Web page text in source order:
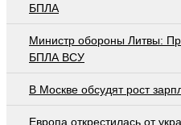
БПЛА
Министр обороны Литвы:
БПЛА ВСУ
В Москве обсудят рост
Европа открестилась от